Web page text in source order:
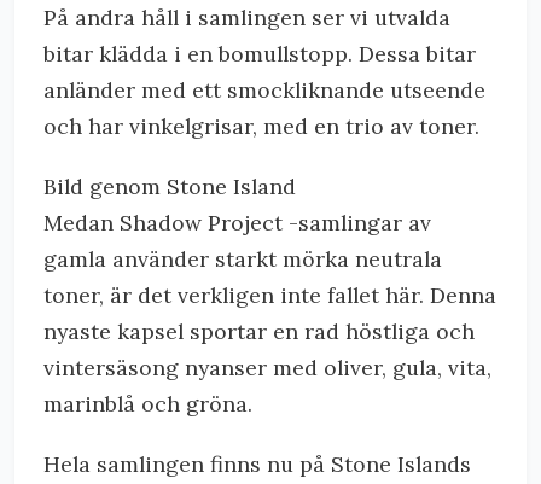
På andra håll i samlingen ser vi utvalda
bitar klädda i en bomullstopp. Dessa bitar
anländer med ett smockliknande utseende
och har vinkelgrisar, med en trio av toner.
Bild genom Stone Island
Medan Shadow Project -samlingar av
gamla använder starkt mörka neutrala
toner, är det verkligen inte fallet här. Denna
nyaste kapsel sportar en rad höstliga och
vintersäsong nyanser med oliver, gula, vita,
marinblå och gröna.
Hela samlingen finns nu på Stone Islands